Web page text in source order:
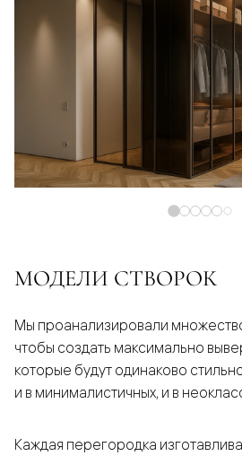
МОДЕЛИ СТВОРОК
Мы проанализировали
чтобы создать максимально
которые будут одинаково
и в минималистичных, и в
Каждая перегородка